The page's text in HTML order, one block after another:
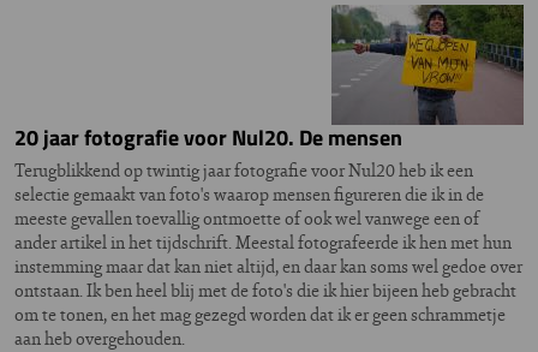
20 jaar fotografie voor Nul20. De mensen
Terugblikkend op twintig jaar fotografie voor Nul20 heb ik een
selectie gemaakt van foto's waarop mensen figureren die ik in de
meeste gevallen toevallig ontmoette of ook wel vanwege een of
ander artikel in het tijdschrift. Meestal fotografeerde ik hen met hun
instemming maar dat kan niet altijd, en daar kan soms wel gedoe over
ontstaan. Ik ben heel blij met de foto's die ik hier bijeen heb gebracht
om te tonen, en het mag gezegd worden dat ik er geen schrammetje
aan heb overgehouden.